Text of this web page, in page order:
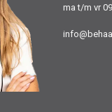
ma t/m vr